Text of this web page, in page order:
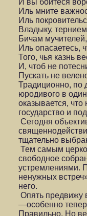
И вы боитеся
Иль мните
Иль
Владыку,
Бичам
Иль опасаетесь,
Того, чья казнь
И, чтоб не
Пускать не
Традиционно, по
юродивого в
оказывается,
государство и
Сегодня
тщательно
Тем самым
свободное
устремлениями.
ненужных
него.
Опять предвижу
—особенно
Правильно. Но